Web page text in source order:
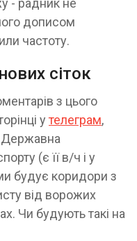
дописом
частоту.
сіток
з цього
утелеграм,
Державна
(є її в/ч і у
будує коридори з
від ворожих
Чи будують такі на